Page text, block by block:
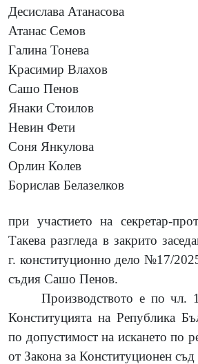
Десислава Атанасова
Атанас Семов
Галина Тонева
Красимир Влахов
Сашо Пенов
Янаки Стоилов
Невин Фети
Соня Янкулова
Орлин Колев
Борислав Белазелков
при участието на секретар-
Такева разгледа в закрито
г. конституционно дело №17/
съдия Сашо Пенов.
Производството e по чл.
Конституцията на Република
по допустимост на искането по
от Закона за Конституционен